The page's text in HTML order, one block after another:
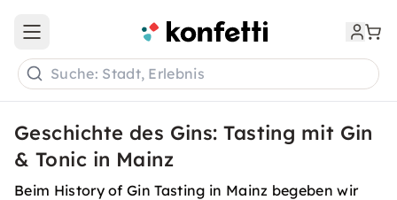
Open main menu
Suche: Stadt, Erlebnis
Geschichte des Gins: Tasting mit Gin
& Tonic in Mainz
Beim History of Gin Tasting in Mainz begeben wir